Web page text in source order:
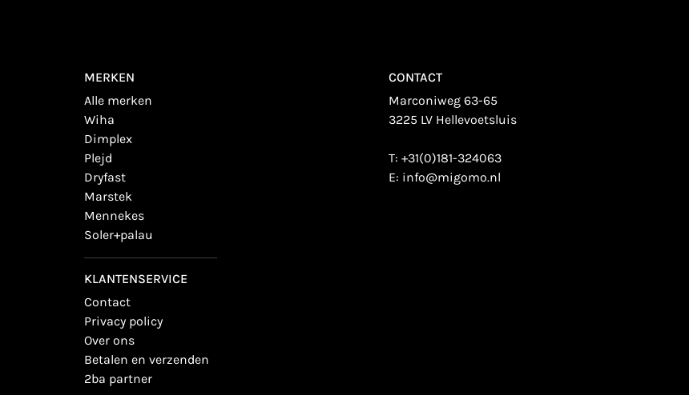
MERKEN
alle merken
wiha
dimplex
plejd
dryfast
marstek
mennekes
soler+palau
KLANTENSERVICE
contact
privacy policy
over ons
betalen en verzenden
2ba partner
CONTACT
Marconiweg 63-65
3225 LV Hellevoetsluis
T:+31(0)181-324063
E: info@migomo.nl